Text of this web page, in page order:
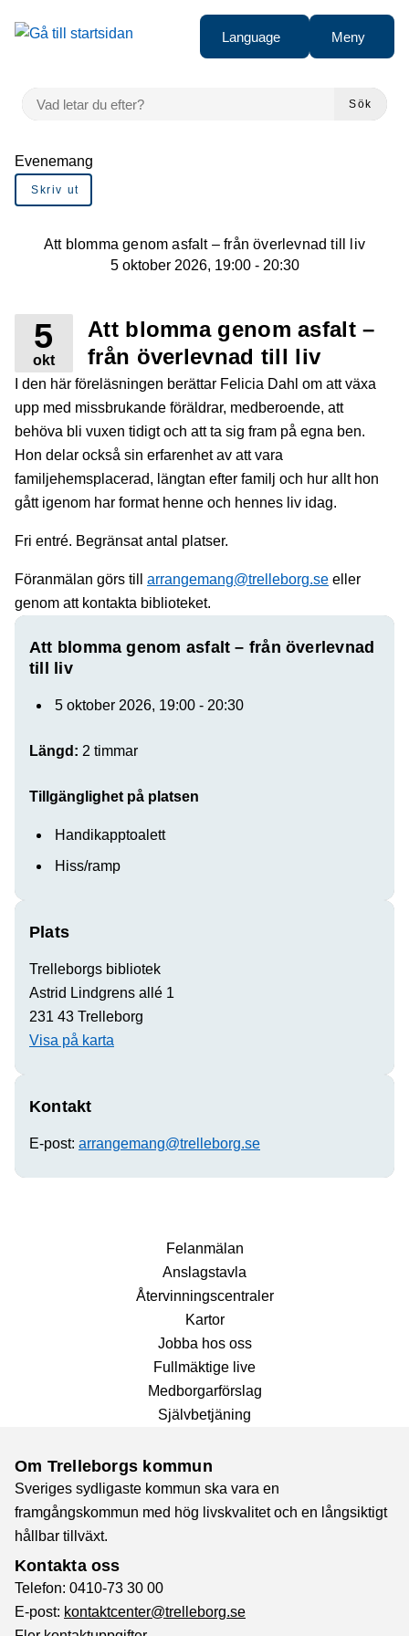
Gå till innehåll
Language Meny
VAD LETAR DU EFTER?
Sök
Du är här:
Evenemang
Skriv ut
Att blomma genom asfalt – från överlevnad till liv
5 oktober 2026, 19:00 - 20:30
5
okt
Att blomma genom asfalt –
från överlevnad till liv
I den här föreläsningen berättar Felicia Dahl om att växa
upp med missbrukande föräldrar, medberoende, att
behöva bli vuxen tidigt och att ta sig fram på egna ben.
Hon delar också sin erfarenhet av att vara
familjehemsplacerad, längtan efter familj och hur allt hon
gått igenom har format henne och hennes liv idag.
Fri entré. Begränsat antal platser.
Föranmälan görs till arrangemang@trelleborg.se eller
genom att kontakta biblioteket.
Att blomma genom asfalt – från överlevnad
till liv
5 oktober 2026, 19:00 - 20:30
Längd: 2 timmar
Tillgänglighet på platsen
Handikapptoalett
Hiss/ramp
Plats
Trelleborgs bibliotek
Astrid Lindgrens allé 1
231 43 Trelleborg
Visa på karta
Kontakt
E-post: arrangemang@trelleborg.se
Fel­anmälan
Anslags­tavla
Återvinnings­centraler
Kartor
Jobba hos oss
Fullmäktige live
Medborgarförslag
Självbetjäning
Om Trelleborgs kommun
Sveriges sydligaste kommun ska vara en
framgångskommun med hög livskvalitet och en långsiktigt
hållbar tillväxt.
Kontakta oss
Telefon: 0410-73 30 00
E-post: kontaktcenter@trelleborg.se